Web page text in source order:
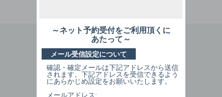
症状を選択してください
歯が痛む
歯肉が痛む
詰めた物・被せた物が外れた
～ネット予約受付をご利用頂くに
あたって～
メール受信設定について
確認・確定メールは下記アドレスから送信
されます。下記アドレスを受信できるよう
にあらかじめ設定をお願いいたします。
メールアドレス: